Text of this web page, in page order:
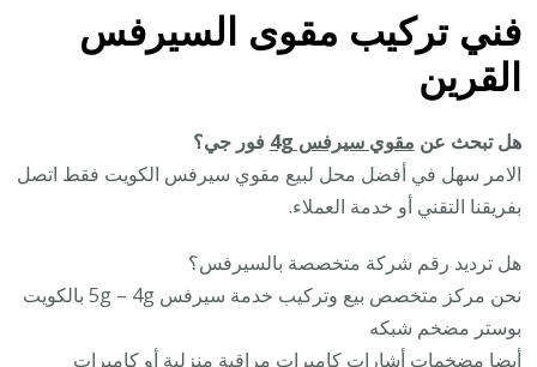
فني تركيب مقوى السيرفس
القرين
هل تبحث عن مقوي سيرفس 4g
فور جي؟
الامر سهل في أفضل محل لبيع مقوي سيرفس الكويت فقط اتصل
بفريقنا التقني أو خدمة العملاء.
هل ترديد رقم شركة متخصصة بالسيرفس؟
نحن مركز متخصص بيع وتركيب خدمة سيرفس 5g – 4g بالكويت
بوستر مضخم شبكه
أيضا مضخمات أشاراتكاميرات مراقبة منزلية أو كاميرات